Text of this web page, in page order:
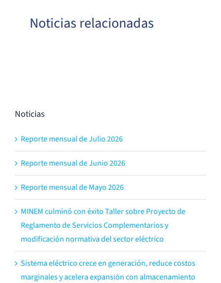
Noticias relacionadas
Noticias
Reporte mensual de Julio 2026
Reporte mensual de Junio 2026
Reporte mensual de Mayo 2026
MINEM culminó con éxito Taller sobre Proyecto de
Reglamento de Servicios Complementarios y
modificación normativa del sector eléctrico
Sistema eléctrico crece en generación, reduce costos
marginales y acelera expansión con almacenamiento